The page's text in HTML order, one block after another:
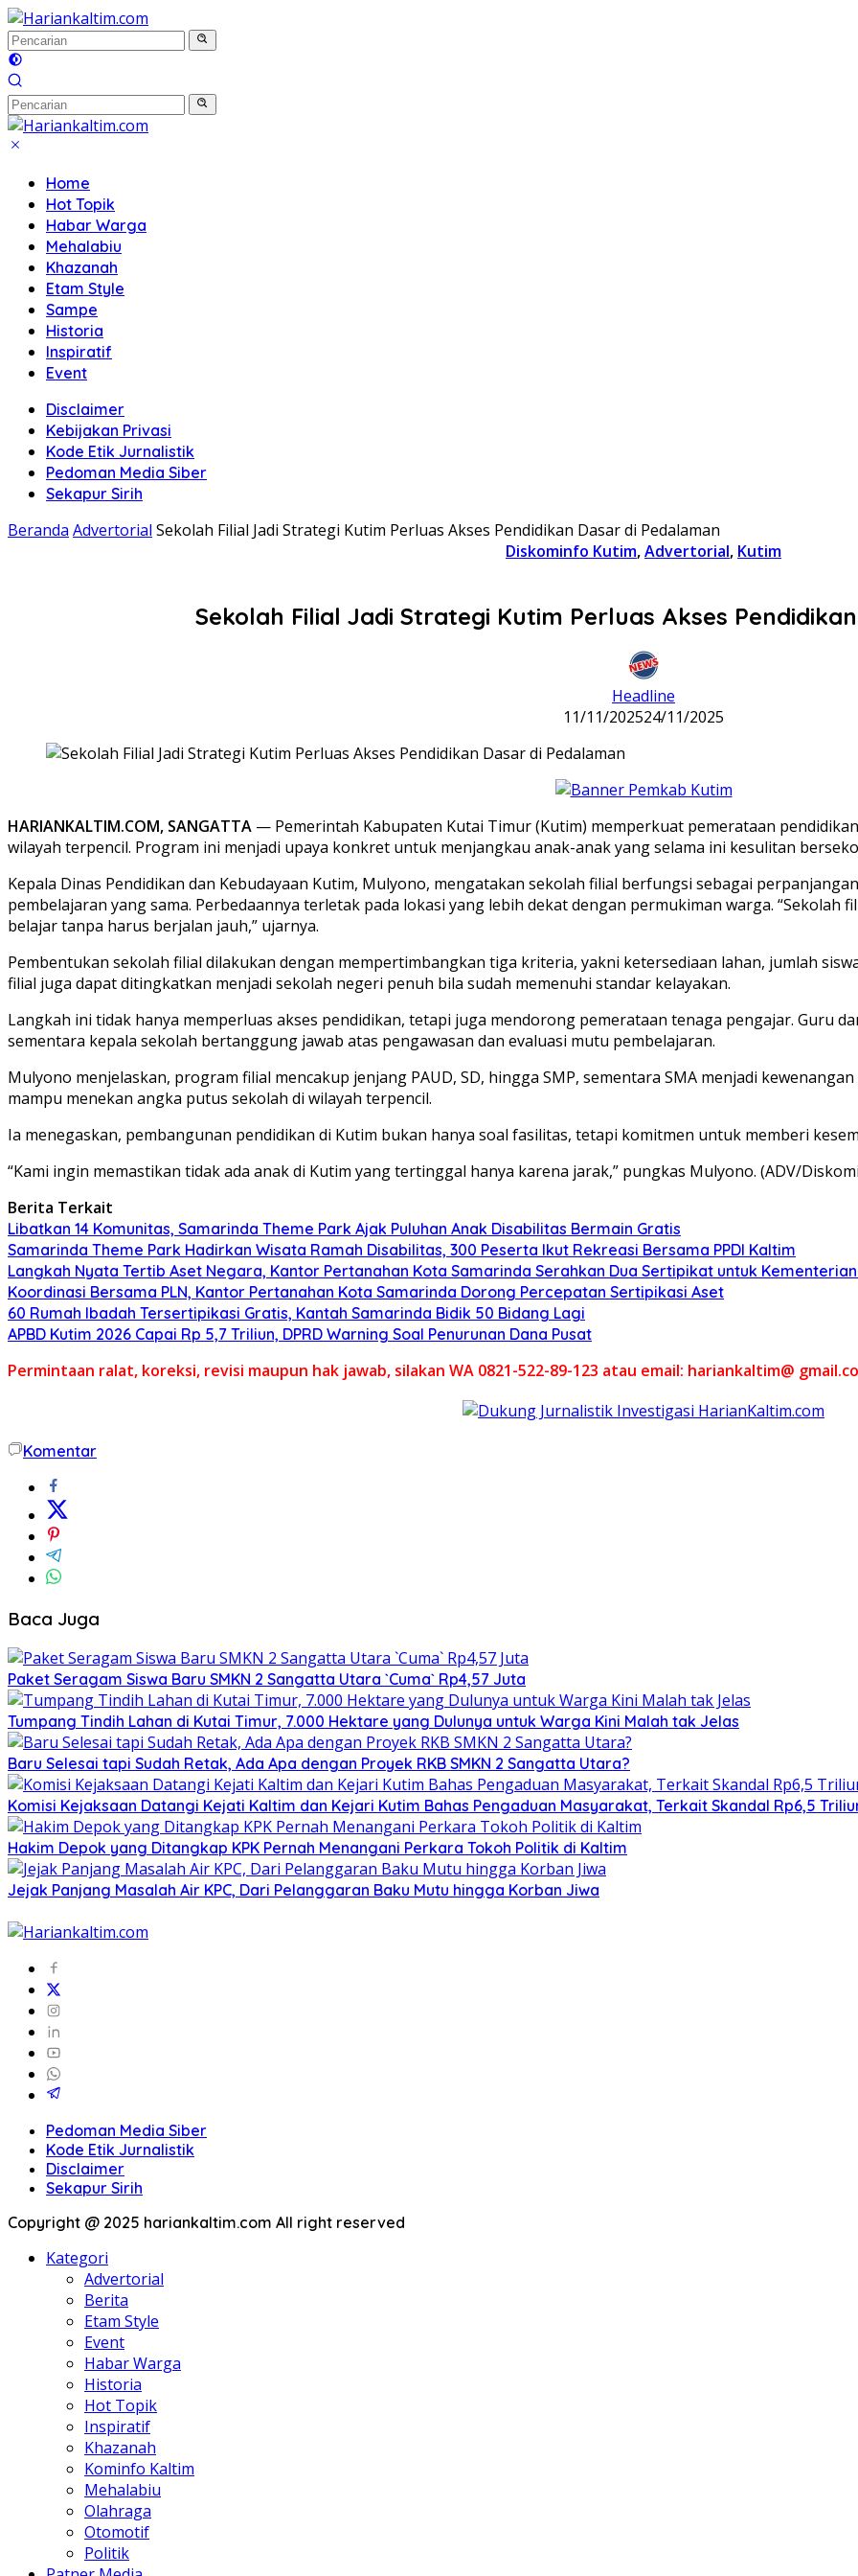
Langsung
ke
konten
Home
Hot Topik
Habar Warga
Mehalabiu
Khazanah
Etam Style
Sampe
Historia
Inspiratif
Event
Disclaimer
Kebijakan Privasi
Kode Etik Jurnalistik
Pedoman Media Siber
Sekapur Sirih
Beranda Advertorial Sekolah Filial Jadi Strategi Kutim Perluas Akses Pendidikan Dasar di Pedalaman
Diskominfo Kutim,Advertorial, Kutim
Sekolah Filial Jadi Strategi Kutim Perluas Akses
Headline
11/11/202524/11/2025
HARIANKALTIM.COM, SANGATTA — Pemerintah Kabupaten Kutai Timur (Kutim) memperkuat pemerataan
wilayah terpencil. Program ini menjadi upaya konkret untuk menjangkau anak-anak yang selama ini kesulitan
Kepala Dinas Pendidikan dan Kebudayaan Kutim, Mulyono, mengatakan sekolah filial berfungsi sebagai
pembelajaran yang sama. Perbedaannya terletak pada lokasi yang lebih dekat dengan permukiman warga.
belajar tanpa harus berjalan jauh,” ujarnya.
Pembentukan sekolah filial dilakukan dengan mempertimbangkan tiga kriteria, yakni ketersediaan lahan, jumlah
filial juga dapat ditingkatkan menjadi sekolah negeri penuh bila sudah memenuhi standar kelayakan.
Langkah ini tidak hanya memperluas akses pendidikan, tetapi juga mendorong pemerataan tenaga pengajar. Guru
sementara kepala sekolah bertanggung jawab atas pengawasan dan evaluasi mutu pembelajaran.
Mulyono menjelaskan, program filial mencakup jenjang PAUD, SD, hingga SMP, sementara SMA menjadi
mampu menekan angka putus sekolah di wilayah terpencil.
Ia menegaskan, pembangunan pendidikan di Kutim bukan hanya soal fasilitas, tetapi komitmen untuk memberi
“Kami ingin memastikan tidak ada anak di Kutim yang tertinggal hanya karena jarak,” pungkas Mulyono. (ADV/
Berita Terkait
Libatkan 14 Komunitas, Samarinda Theme Park Ajak Puluhan Anak Disabilitas Bermain Gratis
Samarinda Theme Park Hadirkan Wisata Ramah Disabilitas, 300 Peserta Ikut Rekreasi Bersama PPDI Kaltim
Langkah Nyata Tertib Aset Negara, Kantor Pertanahan Kota Samarinda Serahkan Dua Sertipikat untuk
Koordinasi Bersama PLN, Kantor Pertanahan Kota Samarinda Dorong Percepatan Sertipikasi Aset
60 Rumah Ibadah Tersertipikasi Gratis, Kantah Samarinda Bidik 50 Bidang Lagi
APBD Kutim 2026 Capai Rp 5,7 Triliun, DPRD Warning Soal Penurunan Dana Pusat
Permintaan ralat, koreksi, revisi maupun hak jawab, silakan WA 0821-522-89-123 atau email: hariankaltim@
Komentar
Baca Juga
Paket Seragam Siswa Baru SMKN 2 Sangatta Utara `Cuma` Rp4,57 Juta
Tumpang Tindih Lahan di Kutai Timur, 7.000 Hektare yang Dulunya untuk Warga Kini Malah tak Jelas
Baru Selesai tapi Sudah Retak, Ada Apa dengan Proyek RKB SMKN 2 Sangatta Utara?
Komisi Kejaksaan Datangi Kejati Kaltim dan Kejari Kutim Bahas Pengaduan Masyarakat, Terkait Skandal Rp6,5
Hakim Depok yang Ditangkap KPK Pernah Menangani Perkara Tokoh Politik di Kaltim
Jejak Panjang Masalah Air KPC, Dari Pelanggaran Baku Mutu hingga Korban Jiwa
Pedoman Media Siber
Kode Etik Jurnalistik
Disclaimer
Sekapur Sirih
Copyright @ 2025 hariankaltim.com All right reserved
Kategori
Advertorial
Berita
Etam Style
Event
Habar Warga
Historia
Hot Topik
Inspiratif
Khazanah
Kominfo Kaltim
Mehalabiu
Olahraga
Otomotif
Politik